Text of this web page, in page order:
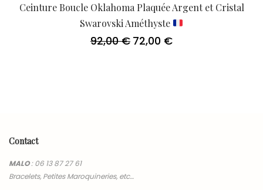
Ceinture Boucle Oklahoma Plaquée Argent et Cristal
Swarovski Améthyste
92,00€ Le
72,00 €Le
Contact
MALO:06 13 87 27 61
Bracelets, Petites Maroquineries, etc…